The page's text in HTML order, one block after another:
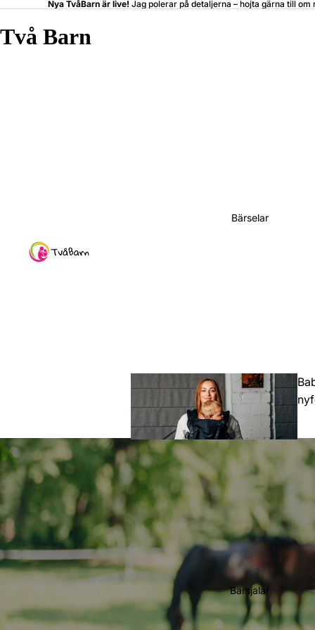
Nya TvåBarn är live! Jag polerar på detaljerna – hojta gärna till om
Två Barn
Bärselar
Toddler
(Större barn)
Preschool
Bärsjalar